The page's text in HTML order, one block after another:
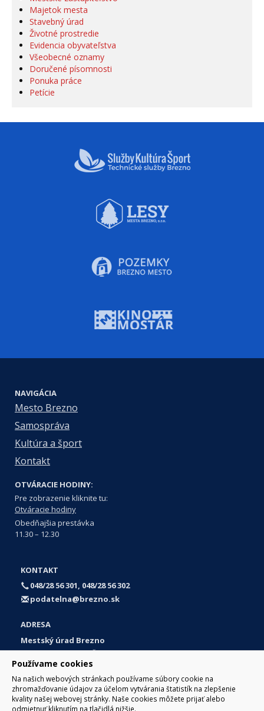
Používame cookies
Na našich webových stránkach používame súbory cookie na
zhromažďovanie údajov za účelom vytvárania štatistík na zlepšenie
kvality našej webovej stránky. Naše cookies môžete prijať alebo
odmietnuť kliknutím na tlačidlá nižšie.
Majetok mesta
Stavebný úrad
Životné prostredie
Evidencia obyvateľstva
Všeobecné oznamy
Doručené písomnosti
Ponuka práce
Petície
NAVIGÁCIA
Mesto Brezno
Samospráva
Kultúra a šport
Kontakt
OTVÁRACIE HODINY:
Pre zobrazenie kliknite tu:
Otváracie hodiny
Obedňajšia prestávka
11.30 – 12.30
KONTAKT
048/28 56 301, 048/28 56 302
podatelna@brezno.sk
ADRESA
Mestský úrad Brezno
Námestie gen. M. R. Štefánika 1
977 01 Brezno
Slovakia (Slovak Republic)